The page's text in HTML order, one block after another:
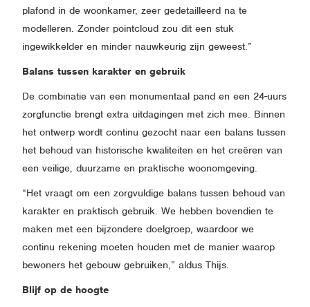
plafond in de woonkamer, zeer gedetailleerd na te
modelleren. Zonder pointcloud zou dit een stuk
ingewikkelder en minder nauwkeurig zijn geweest.”
Balans tussen karakter en gebruik
De combinatie van een monumentaal pand en een 24-uurs
zorgfunctie brengt extra uitdagingen met zich mee. Binnen
het ontwerp wordt continu gezocht naar een balans tussen
het behoud van historische kwaliteiten en het creëren van
een veilige, duurzame en praktische woonomgeving.
“Het vraagt om een zorgvuldige balans tussen behoud van
karakter en praktisch gebruik. We hebben bovendien te
maken met een bijzondere doelgroep, waardoor we
continu rekening moeten houden met de manier waarop
bewoners het gebouw gebruiken,” aldus Thijs.
Blijf op de hoogte